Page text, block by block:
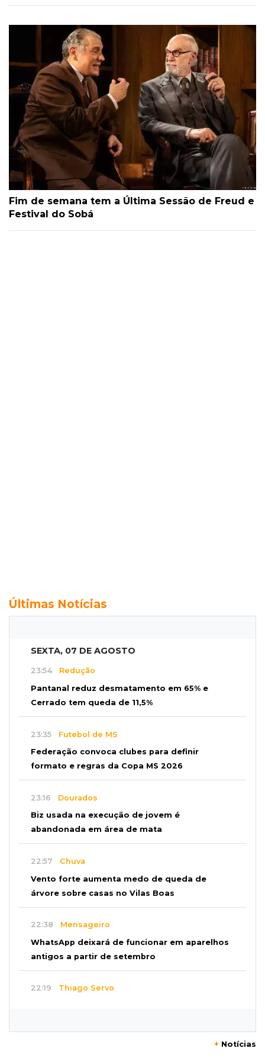
Fim de semana tem a Última Sessão de Freud e
Festival do Sobá
Últimas Notícias
SEXTA, 07 DE AGOSTO
23:54 Redução
Pantanal reduz desmatamento em 65% e
Cerrado tem queda de 11,5%
23:35 Futebol de MS
Federação convoca clubes para definir
formato e regras da Copa MS 2026
23:16 Dourados
Biz usada na execução de jovem é
abandonada em área de mata
22:57 Chuva
Vento forte aumenta medo de queda de
árvore sobre casas no Vilas Boas
22:38 Mensageiro
WhatsApp deixará de funcionar em aparelhos
antigos a partir de setembro
22:19 Thiago Servo
+ Notícias